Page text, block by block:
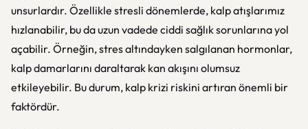
unsurlardır. Özellikle stresli dönemlerde, kalp atışlarımız
hızlanabilir, bu da uzun vadede ciddi sağlık sorunlarına yol
açabilir. Örneğin, stres altındayken salgılanan hormonlar,
kalp damarlarını daraltarak kan akışını olumsuz
etkileyebilir. Bu durum, kalp krizi riskini artıran önemli bir
faktördür.